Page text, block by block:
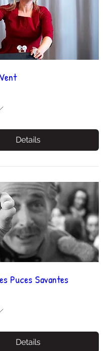
Details
Puces Savantes
Details